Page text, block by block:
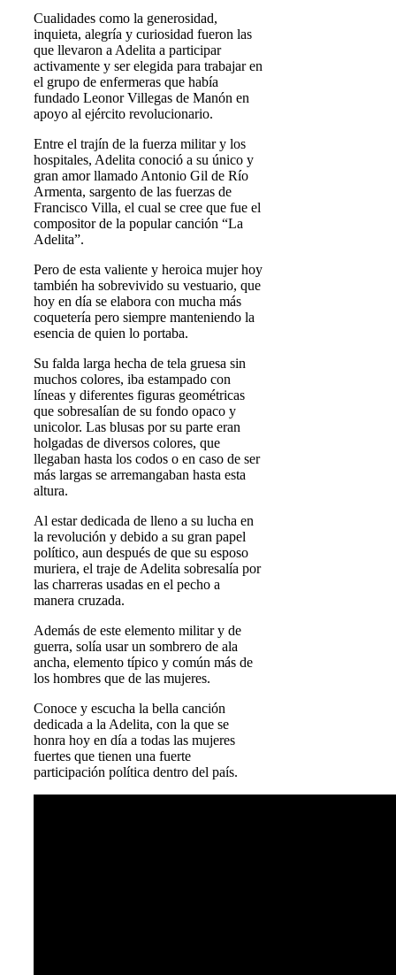
Cualidades como la generosidad,
inquieta, alegría y curiosidad fueron las
que llevaron a Adelita a participar
activamente y ser elegida para trabajar en
el grupo de enfermeras que había
fundado Leonor Villegas de Manón en
apoyo al ejército revolucionario.
Entre el trajín de la fuerza militar y los
hospitales, Adelita conoció a su único y
gran amor llamado Antonio Gil de Río
Armenta, sargento de las fuerzas de
Francisco Villa, el cual se cree que fue el
compositor de la popular canción “La
Adelita”.
Pero de esta valiente y heroica mujer hoy
también ha sobrevivido su vestuario, que
hoy en día se elabora con mucha más
coquetería pero siempre manteniendo la
esencia de quien lo portaba.
Su falda larga hecha de tela gruesa sin
muchos colores, iba estampado con
líneas y diferentes figuras geométricas
que sobresalían de su fondo opaco y
unicolor. Las blusas por su parte eran
holgadas de diversos colores, que
llegaban hasta los codos o en caso de ser
más largas se arremangaban hasta esta
altura.
Al estar dedicada de lleno a su lucha en
la revolución y debido a su gran papel
político, aun después de que su esposo
muriera, el traje de Adelita sobresalía por
las charreras usadas en el pecho a
manera cruzada.
Además de este elemento militar y de
guerra, solía usar un sombrero de ala
ancha, elemento típico y común más de
los hombres que de las mujeres.
Conoce y escucha la bella canción
dedicada a la Adelita, con la que se
honra hoy en día a todas las mujeres
fuertes que tienen una fuerte
participación política dentro del país.